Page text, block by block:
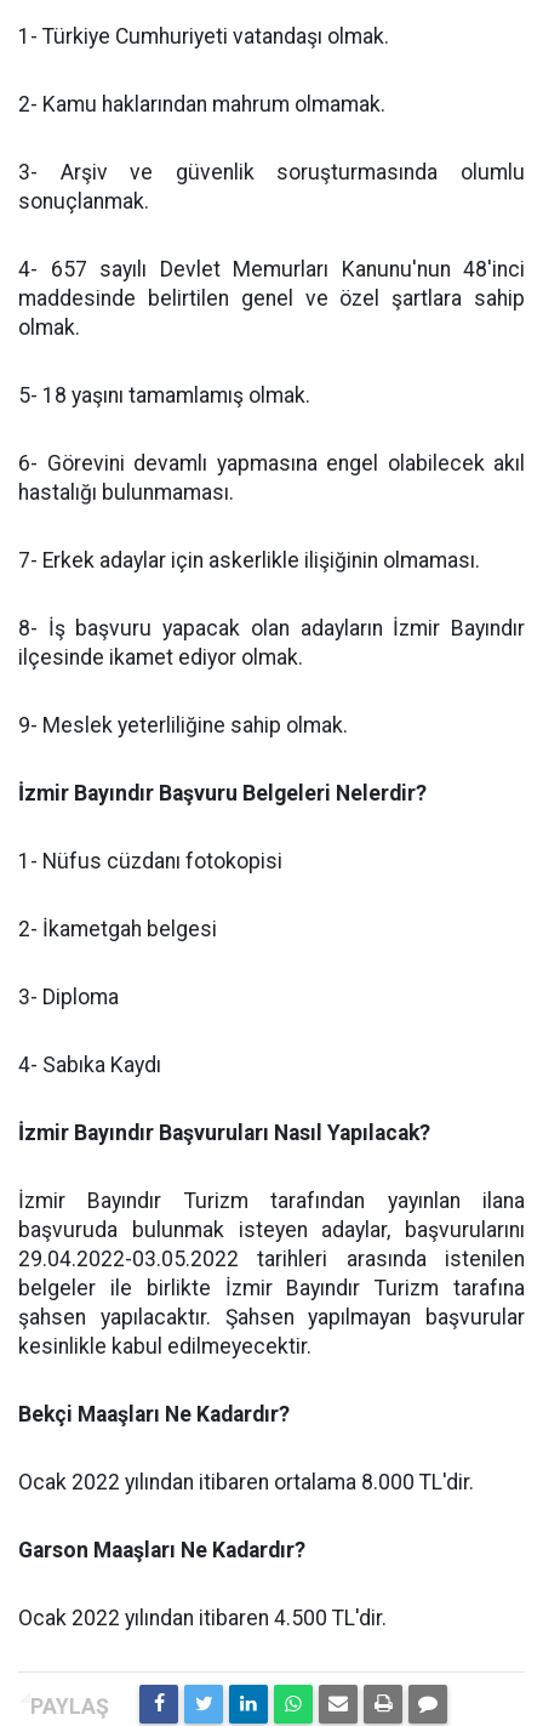
1- Türkiye Cumhuriyeti vatandaşı olmak.
2- Kamu haklarından mahrum olmamak.
3- Arşiv ve güvenlik soruşturmasında olumlu
sonuçlanmak.
4- 657 sayılı Devlet Memurları Kanunu'nun 48'inci
maddesinde belirtilen genel ve özel şartlara sahip
olmak.
5- 18 yaşını tamamlamış olmak.
6- Görevini devamlı yapmasına engel olabilecek akıl
hastalığı bulunmaması.
7- Erkek adaylar için askerlikle ilişiğinin olmaması.
8- İş başvuru yapacak olan adayların İzmir Bayındır
ilçesinde ikamet ediyor olmak.
9- Meslek yeterliliğine sahip olmak.
İzmir Bayındır Başvuru Belgeleri Nelerdir?
1- Nüfus cüzdanı fotokopisi
2- İkametgah belgesi
3- Diploma
4- Sabıka Kaydı
İzmir Bayındır Başvuruları Nasıl Yapılacak?
İzmir Bayındır Turizm tarafından yayınlan ilana
başvuruda bulunmak isteyen adaylar, başvurularını
29.04.2022-03.05.2022 tarihleri arasında istenilen
belgeler ile birlikte İzmir Bayındır Turizm tarafına
şahsen yapılacaktır. Şahsen yapılmayan başvurular
kesinlikle kabul edilmeyecektir.
Bekçi Maaşları Ne Kadardır?
Ocak 2022 yılından itibaren ortalama 8.000 TL'dir.
Garson Maaşları Ne Kadardır?
Ocak 2022 yılından itibaren 4.500 TL'dir.